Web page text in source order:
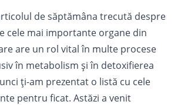
de săptămâna trecută despre
cele mai importante organe din
are un rol vital în multe procese
în metabolism şi în detoxifierea
ți-am prezentat o listă cu cele
pentru ficat. Astăzi a venit